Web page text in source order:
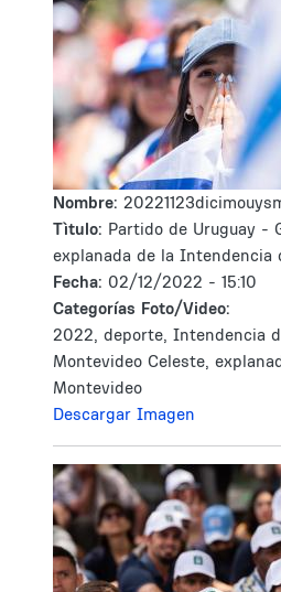
Nombre:
Tìtulo: Partido de Uruguay -
explanada de la Intendencia
Fecha: 02/12/2022 - 15:10
Categorías Foto/Video:
2022, deporte, Intendencia
Montevideo Celeste,
Montevideo
Descargar Imagen